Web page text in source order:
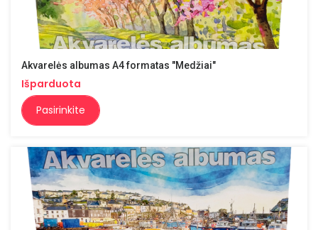
Akvarelės albumas A4 formatas "Medžiai"
Išparduota
Pasirinkite